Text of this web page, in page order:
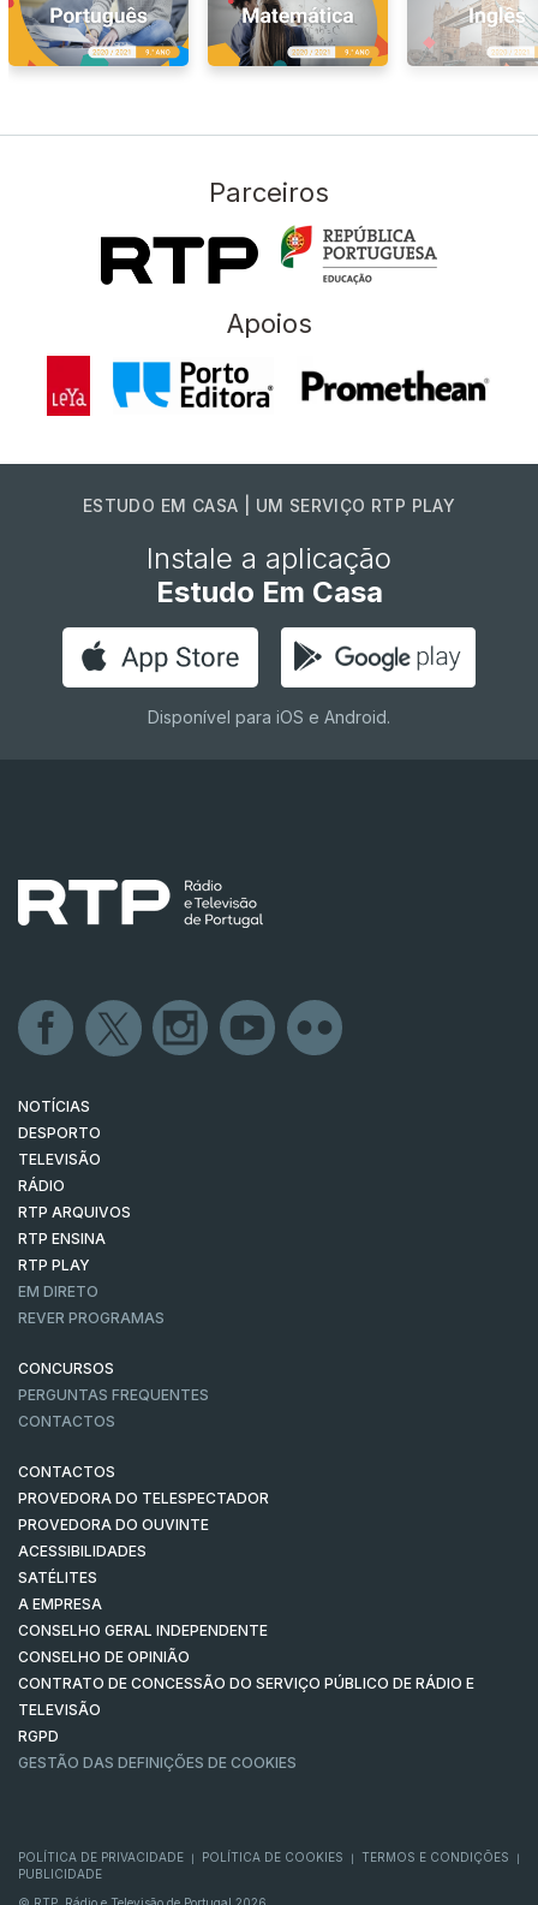
Parceiros
Apoios
ESTUDO EM CASA | UM SERVIÇO RTP PLAY
Instale a aplicação
Estudo Em Casa
Disponível para iOS e Android.
NOTÍCIAS
DESPORTO
TELEVISÃO
RÁDIO
RTP ARQUIVOS
RTP ENSINA
RTP PLAY
EM DIRETO
REVER PROGRAMAS
CONCURSOS
PERGUNTAS FREQUENTES
CONTACTOS
CONTACTOS
PROVEDORA DO TELESPECTADOR
PROVEDORA DO OUVINTE
ACESSIBILIDADES
SATÉLITES
A EMPRESA
CONSELHO GERAL INDEPENDENTE
CONSELHO DE OPINIÃO
CONTRATO DE CONCESSÃO DO SERVIÇO PÚBLICO DE RÁDIO E
TELEVISÃO
RGPD
GESTÃO DAS DEFINIÇÕES DE COOKIES
POLÍTICA DE PRIVACIDADE POLÍTICA DE COOKIES TERMOS E CONDIÇÕES
PUBLICIDADE